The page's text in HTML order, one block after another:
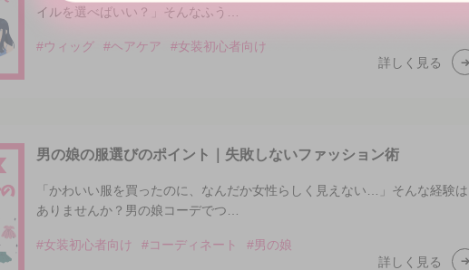
イルを選べばいい？」そんなふう…
#ウィッグ #ヘアケア
#女装初心者向け
詳しく見る
男の娘の服選びのポイント｜失敗しないファッション術
「かわいい服を買ったのに、なんだか女性らしく見えない…」そんな経験は
ありませんか？男の娘コーデでつ…
#女装初心者向け #コーディネート
#男の娘
詳しく見る